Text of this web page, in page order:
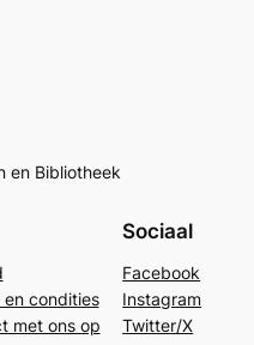
en Bibliotheek
en condities
met ons op
Sociaal
Facebook
Instagram
Twitter/X